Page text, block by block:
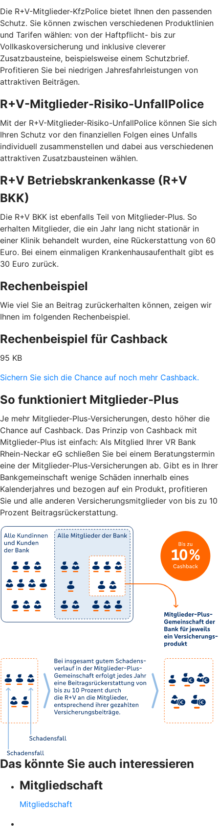
Die R+V-Mitglieder-KfzPolice bietet Ihnen den passenden
Schutz. Sie können zwischen verschiedenen Produktlinien
und Tarifen wählen: von der Haftpflicht- bis zur
Vollkaskoversicherung und inklusive cleverer
Zusatzbausteine, beispielsweise einem Schutzbrief.
Profitieren Sie bei niedrigen Jahresfahrleistungen von
attraktiven Beiträgen.
R+V-Mitglieder-Risiko-UnfallPolice
Mit der R+V-Mitglieder-Risiko-UnfallPolice können Sie sich
Ihren Schutz vor den finanziellen Folgen eines Unfalls
individuell zusammenstellen und dabei aus verschiedenen
attraktiven Zusatzbausteinen wählen.
R+V Betriebskrankenkasse (R+V
BKK)
Die R+V BKK ist ebenfalls Teil von Mitglieder-Plus. So
erhalten Mitglieder, die ein Jahr lang nicht stationär in
einer Klinik behandelt wurden, eine Rückerstattung von 60
Euro. Bei einem einmaligen Krankenhausaufenthalt gibt es
30 Euro zurück.
Rechenbeispiel
Wie viel Sie an Beitrag zurückerhalten können, zeigen wir
Ihnen im folgenden Rechenbeispiel.
Rechenbeispiel für Cashback
95 KB
Sichern Sie sich die Chance auf noch mehr Cashback.
So funktioniert Mitglieder-Plus
Je mehr Mitglieder-Plus-Versicherungen, desto höher die
Chance auf Cashback. Das Prinzip von Cashback mit
Mitglieder-Plus ist einfach: Als Mitglied Ihrer VR Bank
Rhein-Neckar eG schließen Sie bei einem Beratungstermin
eine der Mitglieder-Plus-Versicherungen ab. Gibt es in Ihrer
Bankgemeinschaft wenige Schäden innerhalb eines
Kalenderjahres und bezogen auf ein Produkt, profitieren
Sie und alle anderen Versicherungsmitglieder von bis zu 10
Prozent Beitragsrückerstattung.
Das könnte Sie auch interessieren
Mitgliedschaft
Mitgliedschaft